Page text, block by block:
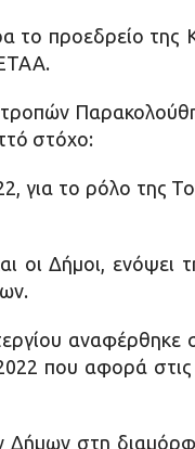
το προεδρείο
στόχο:
για το ρόλο της
οι Δήμοι, ενόψει
αναφέρθηκε
που αφορά στις
Δήμων στη